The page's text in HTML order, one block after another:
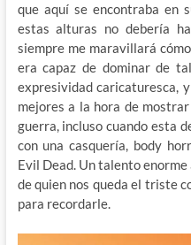
que aquí se encontraba en
estas alturas no debería
siempre me maravillará
era capaz de dominar de
expresividad caricaturesca,
mejores a la hora de
guerra, incluso cuando esta
con una casquería, body
Evil Dead. Un talento enorme
de quien nos queda el triste
para recordarle.